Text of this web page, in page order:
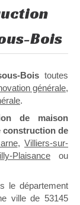
Bois
Boistoutes
générale,
.
de maison
construction de
, Villiers-sur-
Plaisance ou
le département
ville de 53145